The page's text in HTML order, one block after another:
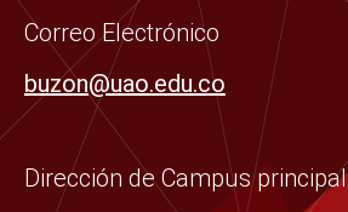
o
k
-
s
q
r
r
a
m
Correo Electrónico
buzon@uao.edu.co
Dirección de Campus principal